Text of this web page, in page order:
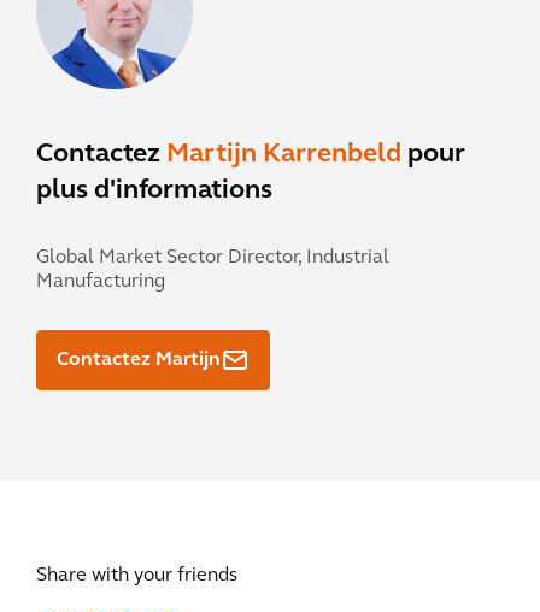
Contactez Martijn Karrenbeld pour
plus d'informations
Global Market Sector Director, Industrial
Manufacturing
Contactez Martijn
Share with your friends